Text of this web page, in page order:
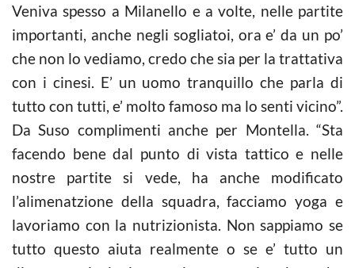
Veniva spesso a Milanello e a volte, nelle partite
importanti, anche negli sogliatoi, ora e’ da un po’
che non lo vediamo, credo che sia per la trattativa
con i cinesi. E’ un uomo tranquillo che parla di
tutto con tutti, e’ molto famoso ma lo senti vicino”.
Da Suso complimenti anche per Montella. “Sta
facendo bene dal punto di vista tattico e nelle
nostre partite si vede, ha anche modificato
l’alimenatzione della squadra, facciamo yoga e
lavoriamo con la nutrizionista. Non sappiamo se
tutto questo aiuta realmente o se e’ tutto un